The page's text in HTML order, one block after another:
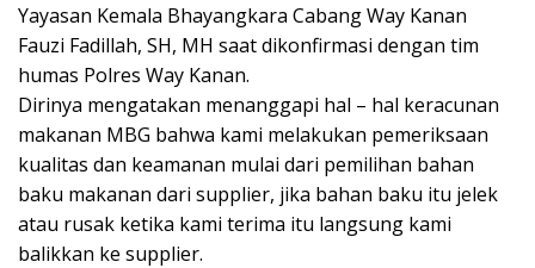
Yayasan Kemala Bhayangkara Cabang Way Kanan
Fauzi Fadillah, SH, MH saat dikonfirmasi dengan tim
humas Polres Way Kanan.
Dirinya mengatakan menanggapi hal – hal keracunan
makanan MBG bahwa kami melakukan pemeriksaan
kualitas dan keamanan mulai dari pemilihan bahan
baku makanan dari supplier, jika bahan baku itu jelek
atau rusak ketika kami terima itu langsung kami
balikkan ke supplier.